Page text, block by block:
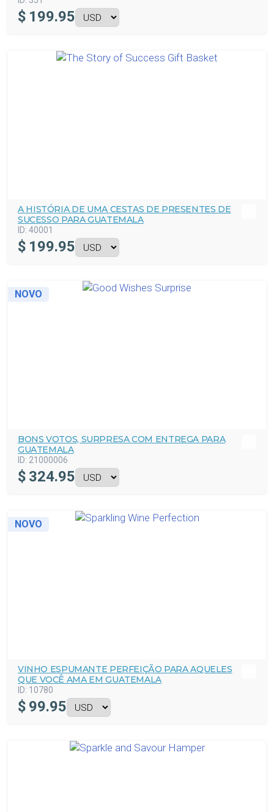
$ 199.95
A HISTÓRIA DE UMA CESTAS DE PRESENTES DE
SUCESSO PARA GUATEMALA
ID: 40001
$ 199.95
NOVO
BONS VOTOS, SURPRESA COM ENTREGA PARA
GUATEMALA
ID: 21000006
$ 324.95
NOVO
VINHO ESPUMANTE PERFEIÇÃO PARA AQUELES
QUE VOCÊ AMA EM GUATEMALA
ID: 10780
$ 99.95